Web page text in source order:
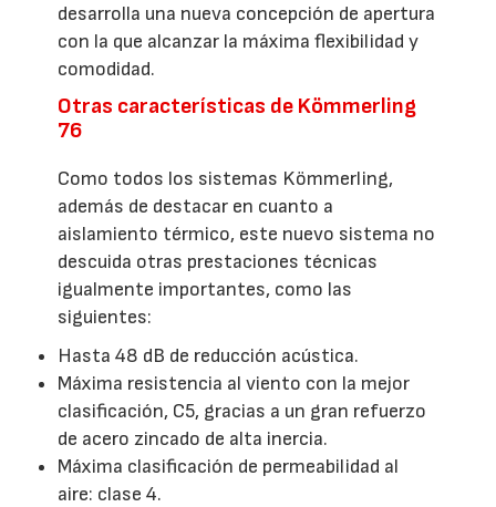
desarrolla una nueva concepción de apertura
con la que alcanzar la máxima flexibilidad y
comodidad.
Otras características de Kömmerling
76
Como todos los sistemas Kömmerling,
además de destacar en cuanto a
aislamiento térmico, este nuevo sistema no
descuida otras prestaciones técnicas
igualmente importantes, como las
siguientes:
Hasta 48 dB de reducción acústica.
Máxima resistencia al viento con la mejor
clasificación, C5, gracias a un gran refuerzo
de acero zincado de alta inercia.
Máxima clasificación de permeabilidad al
aire: clase 4.